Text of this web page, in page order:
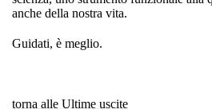
anche della nostra vita.
Guidati, è meglio.
torna alle Ultime uscite